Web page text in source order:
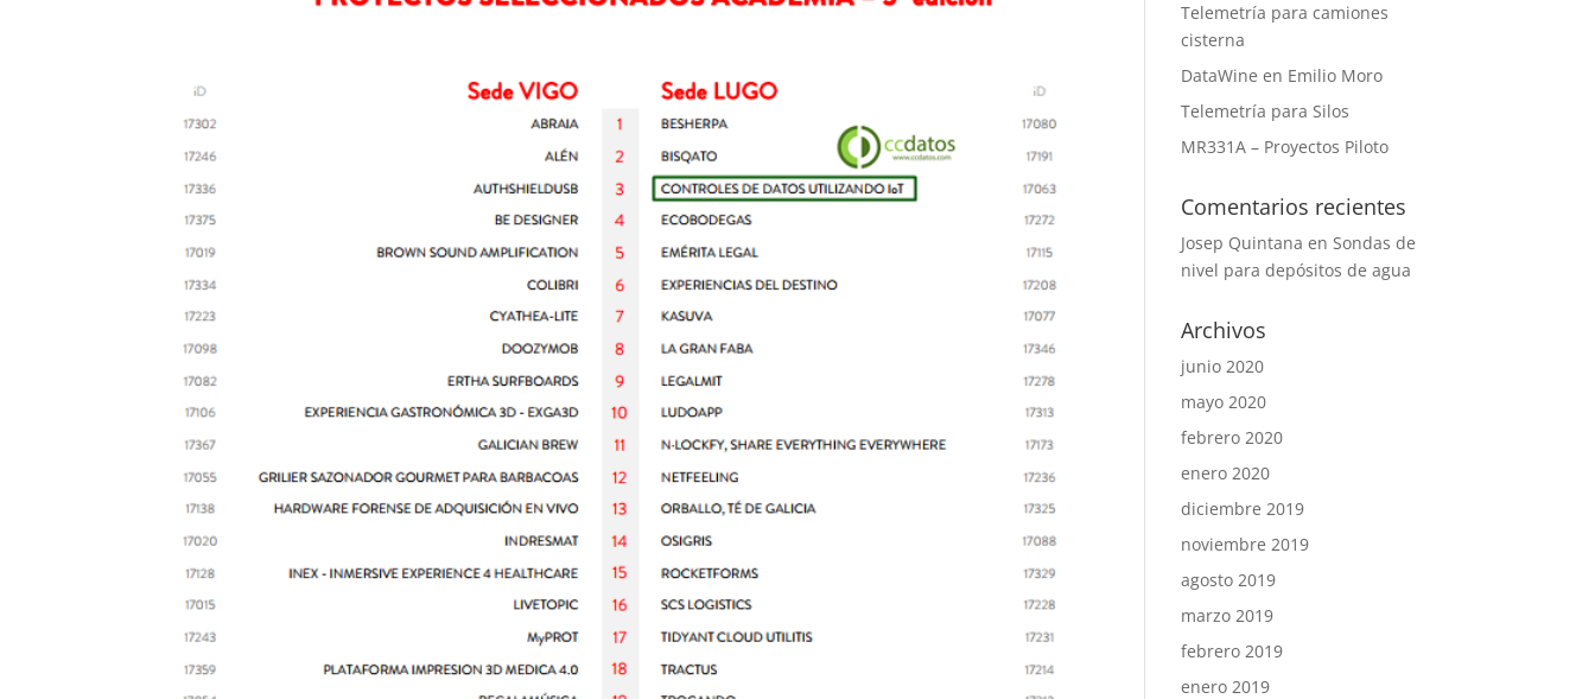
Telemetría para camiones
cisterna
DataWine en Emilio Moro
Telemetría para Silos
MR331A – Proyectos Piloto
Comentarios recientes
Josep Quintana en Sondas de
nivel para depósitos de agua
Archivos
junio 2020
mayo 2020
febrero 2020
enero 2020
diciembre 2019
noviembre 2019
agosto 2019
marzo 2019
febrero 2019
enero 2019